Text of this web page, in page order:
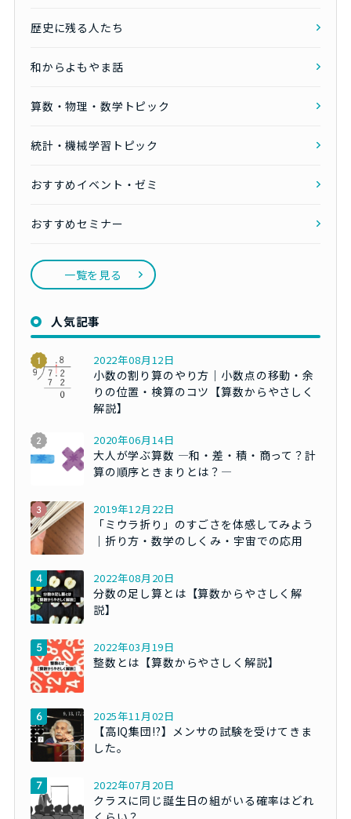
歴史に残る人たち
和からよもやま話
算数・物理・数学トピック
統計・機械学習トピック
おすすめイベント・ゼミ
おすすめセミナー
一覧を見る
人気記事
2022年08月12日
小数の割り算のやり方｜小数点の移動・余
りの位置・検算のコツ【算数からやさしく
解説】
2020年06月14日
大人が学ぶ算数 ―和・差・積・商って？計
算の順序ときまりとは？―
2019年12月22日
「ミウラ折り」のすごさを体感してみよう
｜折り方・数学のしくみ・宇宙での応用
2022年08月20日
分数の足し算とは【算数からやさしく解
説】
2022年03月19日
整数とは【算数からやさしく解説】
2025年11月02日
【高IQ集団!?】メンサの試験を受けてきま
した。
2022年07月20日
クラスに同じ誕生日の組がいる確率はどれ